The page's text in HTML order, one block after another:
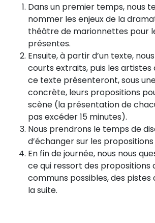
Dans un premier temps, nous
nommer les enjeux de la
théâtre de marionnettes pour
présentes.
Ensuite, à partir d’un texte,
courts extraits, puis les artistes
ce texte présenteront, sous
concrète, leurs propositions
scène (la présentation de
pas excéder 15 minutes).
Nous prendrons le temps de
d’échanger sur les
En fin de journée, nous nous
ce qui ressort des propositions
communs possibles, des
la suite.